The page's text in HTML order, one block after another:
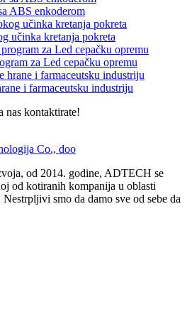
ABS enkoderom
učinka kretanja pokreta
za Led cepačku opremu
i farmaceutsku industriju
nas kontaktirate!
od 2014. godine, ADTECH se
od kotiranih kompanija u oblasti
smo da damo sve od sebe da